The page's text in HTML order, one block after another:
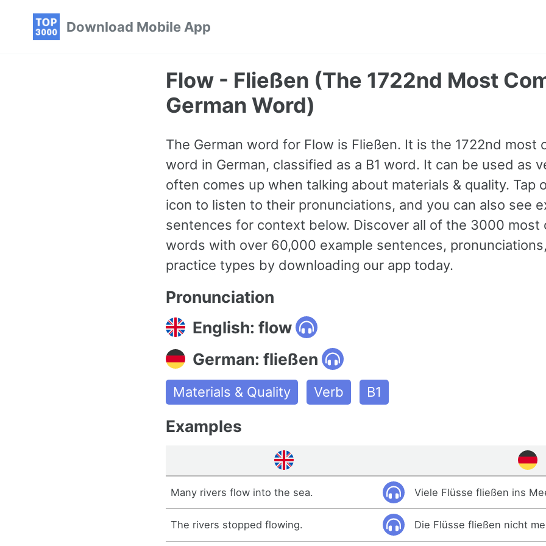
Download Mobile App
Flow - Fließen (The 1722nd Most
German Word)
The German word for Flow is Fließen. It is the 1722nd most
word in German, classified as a B1 word. It can be used as
often comes up when talking about materials & quality. Tap
icon to listen to their pronunciations, and you can also see
sentences for context below. Discover all of the 3000 most
words with over 60,000 example sentences,
practice types by downloading our app today.
Pronunciation
English: flow
German: fließen
Materials & Quality Verb B1
Examples
Many rivers flow into the sea. Viele Flüsse fließen ins
The rivers stopped flowing. Die Flüsse fließen nicht